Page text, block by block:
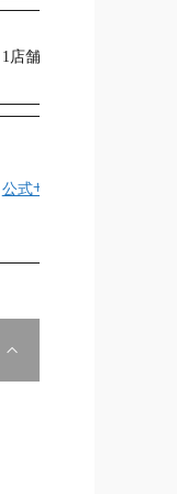
1店舗
公式サイト